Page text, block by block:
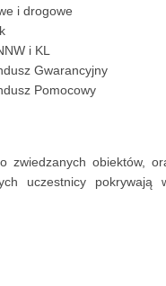
i drogowe
i KL
Gwarancyjny
Pomocowy
obiektów,
uczestnicy pokrywają